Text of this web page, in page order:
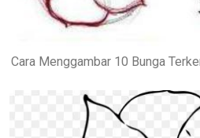
Cara Menggambar 10 Bunga